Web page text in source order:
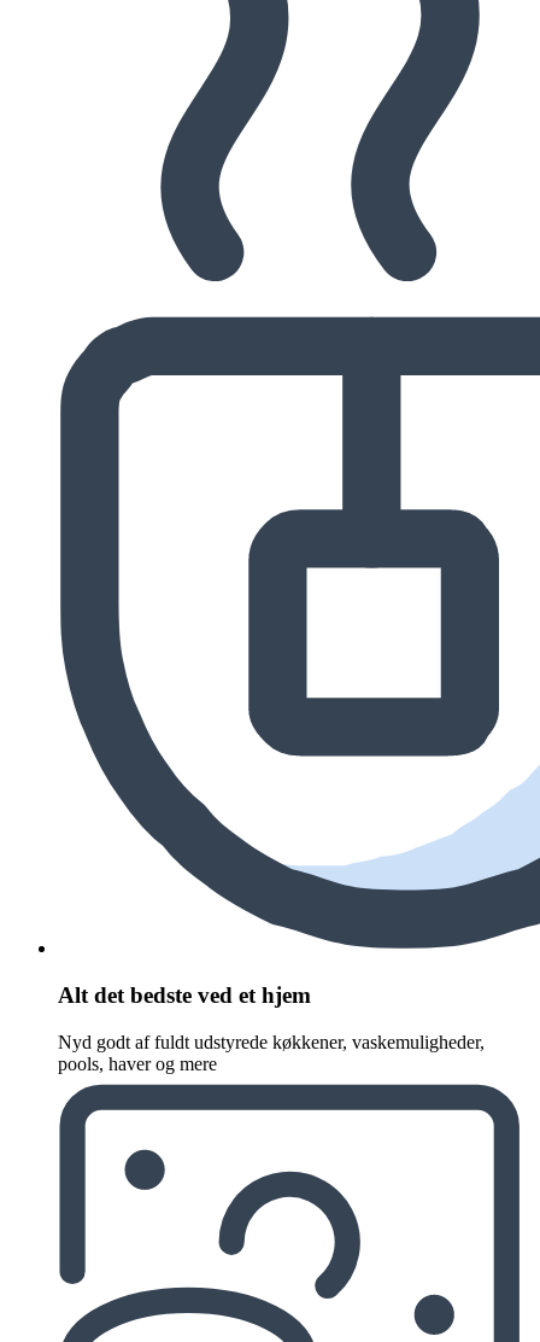
Alt det bedste ved et hjem
Nyd godt af fuldt udstyrede køkkener, vaskemuligheder,
pools, haver og mere